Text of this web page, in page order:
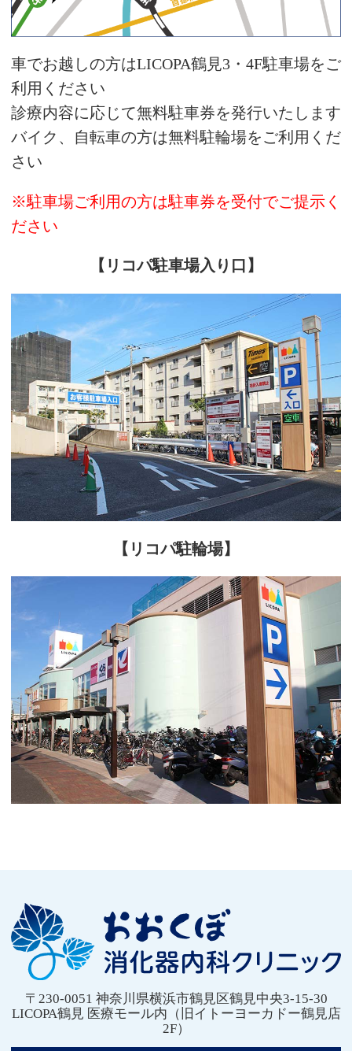
車でお越しの方はLICOPA鶴見3・4F駐車場をご
利用ください
診療内容に応じて無料駐車券を発行いたします
バイク、自転車の方は無料駐輪場をご利用くだ
さい
※駐車場ご利用の方は駐車券を受付でご提示く
ださい
【リコパ駐車場入り口】
【リコパ駐輪場】
〒230-0051 神奈川県横浜市鶴見区鶴見中央3-15-30
LICOPA鶴見 医療モール内（旧イトーヨーカドー鶴見店
2F）